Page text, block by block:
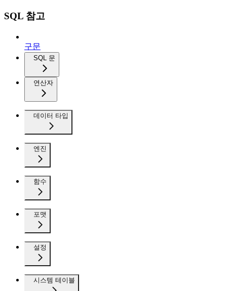
SQL 참고
구문
SQL 문
연산자
데이터 타입
엔진
함수
포맷
설정
시스템 테이블